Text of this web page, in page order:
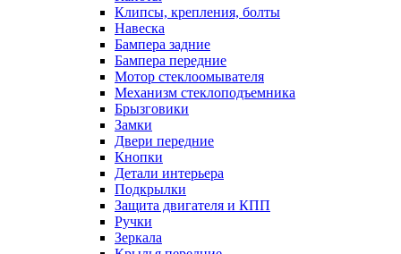
Клипсы, крепления, болты
Навеска
Бампера задние
Бампера передние
Мотор стеклоомывателя
Механизм стеклоподъемника
Брызговики
Замки
Двери передние
Кнопки
Детали интерьера
Подкрылки
Защита двигателя и КПП
Ручки
Зеркала